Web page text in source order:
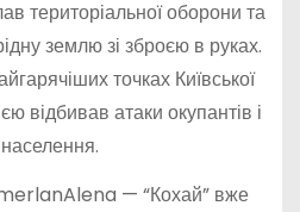
територіальної оборони та
землю зі зброєю в руках.
точках Київської
відбивав атаки окупантів і
— “Кохай” вже